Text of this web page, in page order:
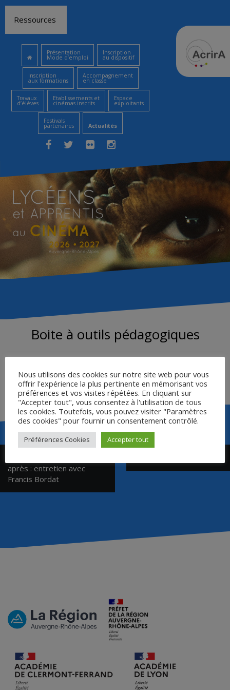
contenu
Ressources
Présentation
Mode d’emploi
Inscription
au dispositif
Inscription
aux formations
Accompagnement
en classe
Travaux
d’élèves
Etablissements et
cinémas inscrits
Espace
exploitants
Festivals
partenaires Actualités
Boite à outils pédagogiques
cinéma ou en classe) et d’analyse du film – Bourgogne
Franche-Comté / Académie de Besançon
Navigation
de
l’article
après : entretien avec
Francis Bordat
Nous utilisons des cookies sur notre site web pour vous
offrir l'expérience la plus pertinente en mémorisant vos
préférences et vos visites répétées. En cliquant sur
"Accepter tout", vous consentez à l'utilisation de tous
les cookies. Toutefois, vous pouvez visiter "Paramètres
des cookies" pour fournir un consentement contrôlé.
Préférences Cookies Accepter tout